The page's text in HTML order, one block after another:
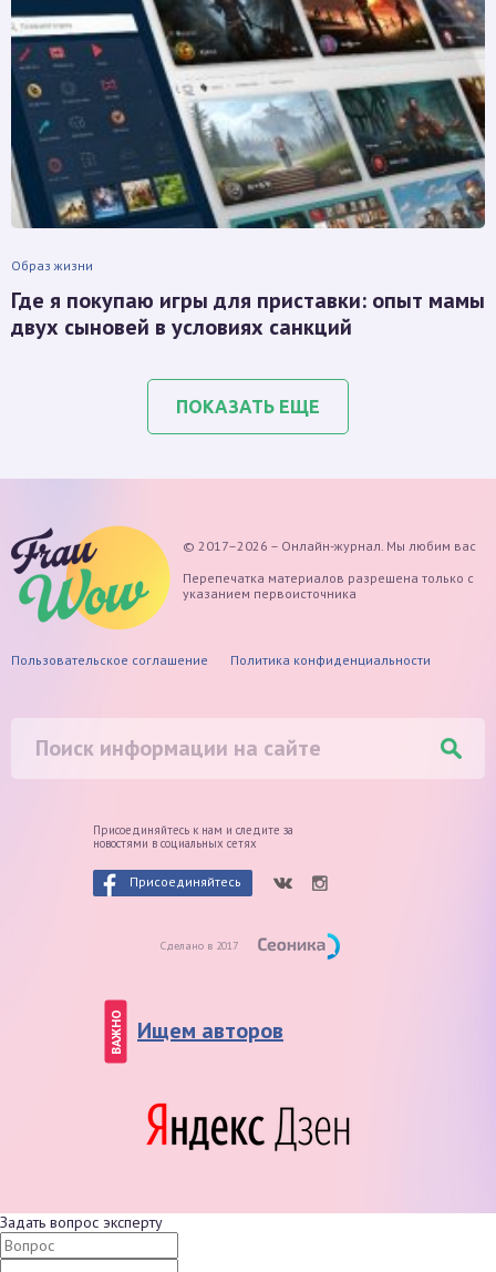
Образ жизни
Где я покупаю игры для приставки: опыт мамы
двух сыновей в условиях санкций
ПОКАЗАТЬ ЕЩЕ
© 2017–2026 – Онлайн-журнал. Мы любим вас
Перепечатка материалов разрешена только с
указанием первоисточника
Пользовательское соглашение Политика конфиденциальности
Присоединяйтесь к нам и следите за
новостями в социальных сетях
Присоединяйтесь
Сделано в 2017
ВАЖНО Ищем авторов
Задать вопрос эксперту